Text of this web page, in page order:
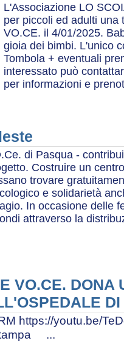
L'Associazione LO
per piccoli ed adulti una
VO.CE. il 4/01/2025.
gioia dei bimbi. L'unico
Tombola + eventuali
interessato può
per informazioni e
di Pasqua -
Costruire un
trovare
e solidarietà
In occasione delle
attraverso la
VO.CE. DONA
https://youtu.be/
...